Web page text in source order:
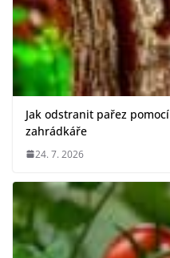
Jak odstranit pařez
zahrádkáře
24. 7. 2026